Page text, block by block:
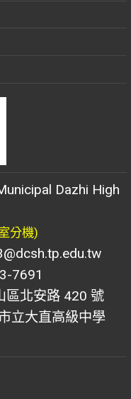
Dazhi High
分機)
7691
區北安路 420 號
立大直高級中學